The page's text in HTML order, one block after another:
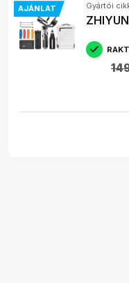
AJÁNLAT Gyártói